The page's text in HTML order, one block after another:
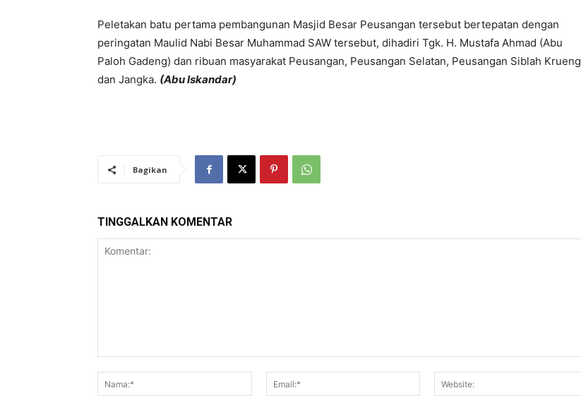
Peletakan batu pertama pembangunan Masjid Besar Peusangan tersebut bertepatan dengan
peringatan Maulid Nabi Besar Muhammad SAW tersebut, dihadiri Tgk. H. Mustafa Ahmad (Abu
Paloh Gadeng) dan ribuan masyarakat Peusangan, Peusangan Selatan, Peusangan Siblah Krueng
dan Jangka. (Abu Iskandar)
Bagikan
TINGGALKAN KOMENTAR
Nama:*
Email:*